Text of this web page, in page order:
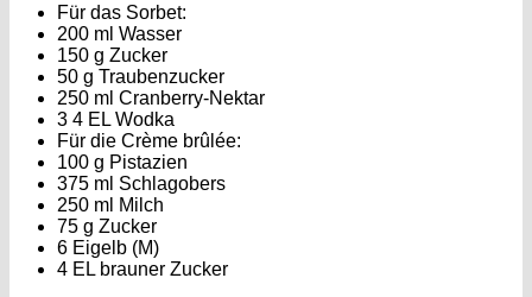
Für das Sorbet:
200 ml Wasser
150 g Zucker
50 g Traubenzucker
250 ml Cranberry-Nektar
3 4 EL Wodka
Für die Crème brûlée:
100 g Pistazien
375 ml Schlagobers
250 ml Milch
75 g Zucker
6 Eigelb (M)
4 EL brauner Zucker